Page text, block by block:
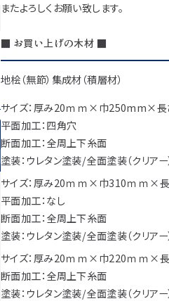
またよろしくお願い致します。
■ お買い上げの木材 ■
地桧（無節）集成材（積層材）
サイズ：厚み20ｍｍ×巾250mm×長
平面加工：四角穴
断面加工：全周上下糸面
塗装：ウレタン塗装/全面塗装（クリアー
サイズ：厚み20ｍｍ×巾310ｍｍ×長
平面加工：なし
断面加工：全周上下糸面
塗装：ウレタン塗装/全面塗装（クリアー
サイズ：厚み20ｍｍ×巾220ｍｍ×長
断面加工：全周上下糸面
塗装：ウレタン塗装/全面塗装（クリアー